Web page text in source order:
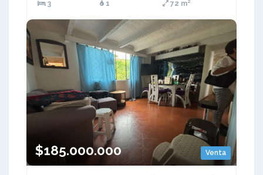
3 1 72 m²
Venta
$185.000.000